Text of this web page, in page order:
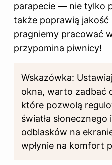
parapecie — nie tylko
także poprawią
pragniemy pracować
przypomina piwnicy!
Wskazówka:
okna, warto zadbać
które pozwolą
światła
odblasków na
wpłynie na komfort